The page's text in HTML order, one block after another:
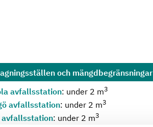
och mängdbegränsningar
avfallsstation: under 2 m3
avfallsstation: under 2 m3
: under 2 m3